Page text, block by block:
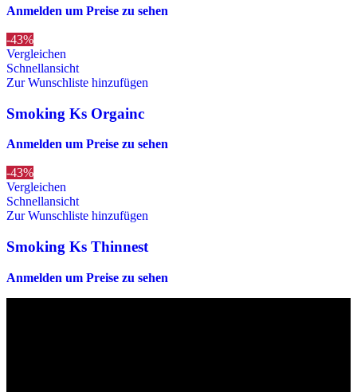
Anmelden um Preise zu sehen
-43%
Vergleichen
Schnellansicht
Zur Wunschliste hinzufügen
Smoking Ks Orgainc
Anmelden um Preise zu sehen
-43%
Vergleichen
Schnellansicht
Zur Wunschliste hinzufügen
Smoking Ks Thinnest
Anmelden um Preise zu sehen